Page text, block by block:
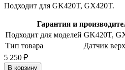
Подходит для GK420T, GX420T.
Гарантия и
Подходит для моделей GK420T,
Тип товара
Датчик
5 250 ₽
В корзину